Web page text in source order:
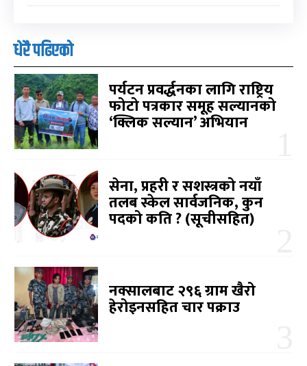
धेरै पढिएको
पर्यटन प्रवर्द्धनका लागि राष्ट्रिय
फोटो पत्रकार समूह सल्यानको
‘क्लिक सल्यान’ अभियान
सेना, प्रहरी र सशस्त्रको नयाँ
तलब स्केल सार्वजनिक, कुन
पदको कति ? (सूचीसहित)
नक्सालबाट २९६ ग्राम खैरो
हेरोइनसहित चार पक्राउ